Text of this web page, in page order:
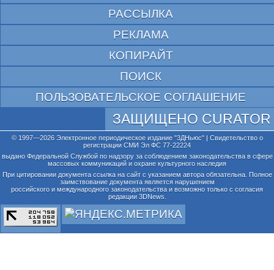
РАССЫЛКА
РЕКЛАМА
КОПИРАЙТ
ПОИСК
ПОЛЬЗОВАТЕЛЬСКОЕ СОГЛАШЕНИЕ
ЗАЩИЩЕНО CURATOR
© 1997—2026 Электронное периодическое издание "3ДНьюс" | Свидетельство о
регистрации СМИ Эл ФС 77-22224
выдано Федеральной Службой по надзору за соблюдением законодательства в сфере
массовых коммуникаций и охране культурного наследия
При цитировании документа ссылка на сайт с указанием автора обязательна. Полное
заимствование документа является нарушением
российского и международного законодательства и возможно только с согласия
редакции 3DNews.